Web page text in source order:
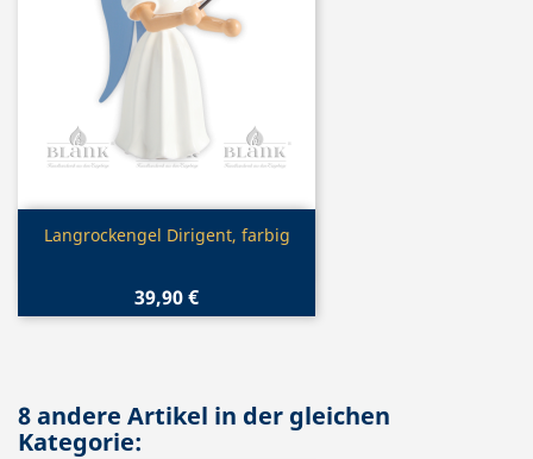
Vorschau
Langrockengel Dirigent, farbig
39,90 €
8 andere Artikel in der gleichen
Kategorie: